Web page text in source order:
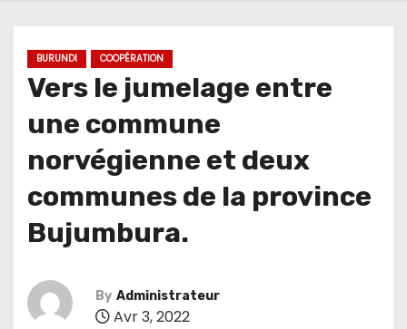
BURUNDI COOPÉRATION
Vers le jumelage entre
une commune
norvégienne et deux
communes de la province
Bujumbura.
By Administrateur
Avr 3, 2022